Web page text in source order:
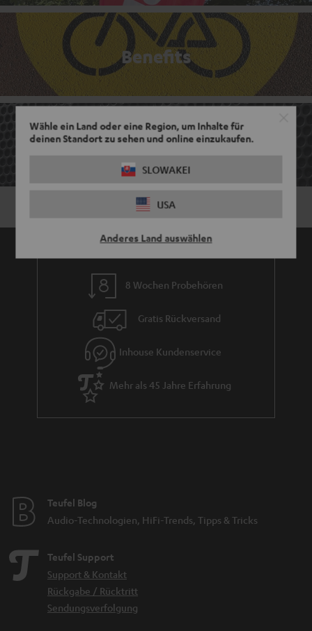
Wähle ein Land oder eine Region, um Inhalte für
deinen Standort zu sehen und online einzukaufen.
SLOWAKEI
USA
Anderes Land auswählen
Benefits
FAQ
8 Wochen Probehören
Gratis Rückversand
Inhouse Kundenservice
Mehr als 45 Jahre Erfahrung
Teufel Blog
Audio-Technologien, HiFi-Trends, Tipps & Tricks
Teufel Support
Support & Kontakt
Rückgabe / Rücktritt
Sendungsverfolgung